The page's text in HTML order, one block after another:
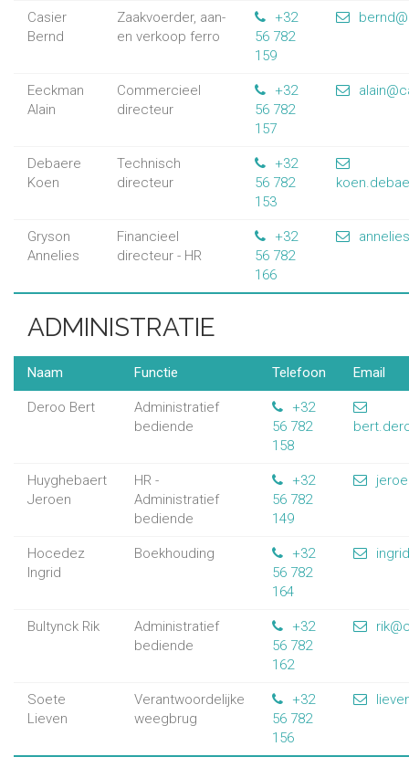
Casier
Bernd
Zaakvoerder, aan-
en verkoop ferro
+32
56 782
159
Eeckman
Alain
Commercieel
directeur
+32
56 782
157
Debaere
Koen
Technisch
directeur
+32
56 782
153
Gryson
Annelies
Financieel
directeur - HR
+32
56 782
166
ADMINISTRATIE
Naam Functie Telefoon Email
Deroo Bert
Administratief
bediende
+32
56 782
158
Huyghebaert
Jeroen
HR -
Administratief
bediende
+32
56 782
149
Hocedez
Ingrid
Boekhouding
+32
56 782
164
Bultynck Rik
Administratief
bediende
+32
56 782
162
Soete
Lieven
Verantwoordelijke
weegbrug
+32
56 782
156